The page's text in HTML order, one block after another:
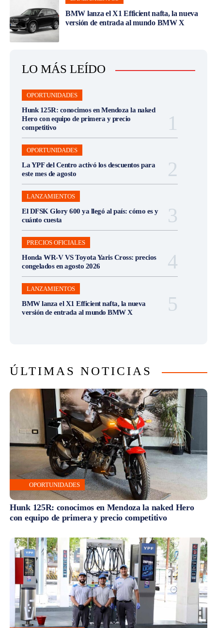
BMW lanza el X1 Efficient nafta, la nueva
versión de entrada al mundo BMW X
LO MÁS LEÍDO
OPORTUNIDADES
Hunk 125R: conocimos en Mendoza la naked
Hero con equipo de primera y precio
competitivo
OPORTUNIDADES
La YPF del Centro activó los descuentos para
este mes de agosto
LANZAMIENTOS
El DFSK Glory 600 ya llegó al país: cómo es y
cuánto cuesta
PRECIOS OFICIALES
Honda WR-V VS Toyota Yaris Cross: precios
congelados en agosto 2026
LANZAMIENTOS
BMW lanza el X1 Efficient nafta, la nueva
versión de entrada al mundo BMW X
ÚLTIMAS NOTICIAS
OPORTUNIDADES
Hunk 125R: conocimos en Mendoza la naked Hero
con equipo de primera y precio competitivo